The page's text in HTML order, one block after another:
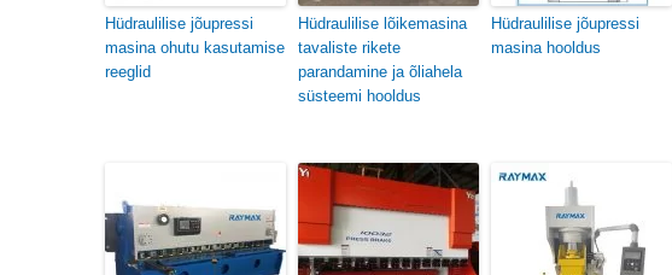
Hüdraulilise jõupressi
masina ohutu kasutamise
reeglid
Hüdraulilise lõikemasina
tavaliste rikete
parandamine ja õliahela
süsteemi hooldus
Hüdraulilise jõupressi
masina hooldus